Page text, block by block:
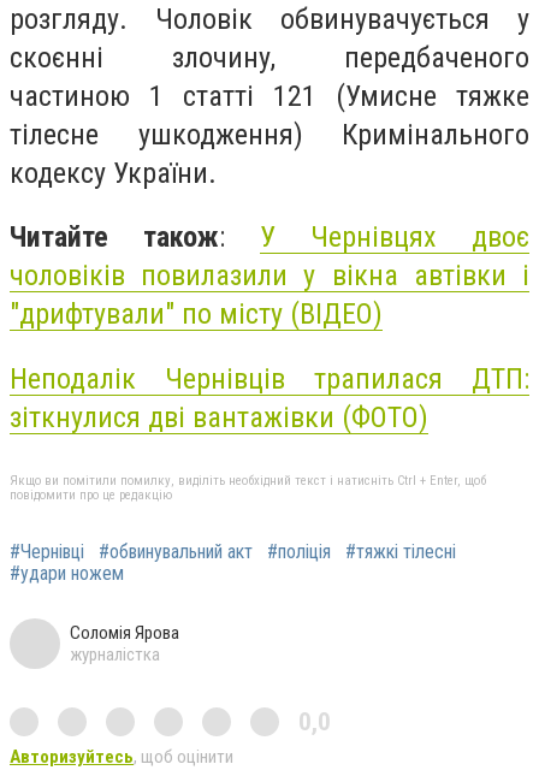
розгляду. Чоловік обвинувачується у
скоєнні злочину, передбаченого
частиною 1 статті 121 (Умисне тяжке
тілесне ушкодження) Кримінального
кодексу України.
Читайте також: У Чернівцях двоє
чоловіків повилазили у вікна автівки і
"дрифтували" по місту (ВІДЕО)
Неподалік Чернівців трапилася ДТП:
зіткнулися дві вантажівки (ФОТО)
Якщо ви помітили помилку, виділіть необхідний текст і натисніть Ctrl + Enter, щоб
повідомити про це редакцію
#Чернівці #обвинувальний акт #поліція
#тяжкі тілесні
#удари ножем
Соломія Ярова
журналістка
0,0
Авторизуйтесь, щоб оцінити